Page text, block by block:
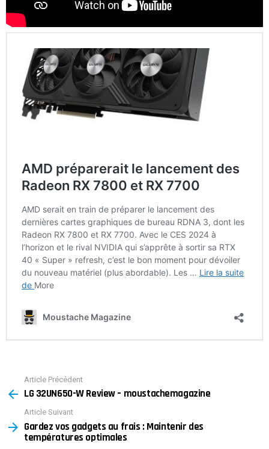
more
Article Précédent
LG 32UN650-W Review – moustachemagazine
Article Suivant
Gardez vos gadgets au frais : Maintenir des
températures optimales